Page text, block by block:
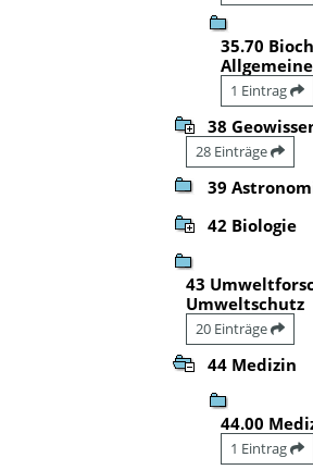
35.70
1 Eintrag
38
28 Einträge
39
42 Biologie
43
Umweltschutz
20 Einträge
44 Medizin
44.00
1 Eintrag